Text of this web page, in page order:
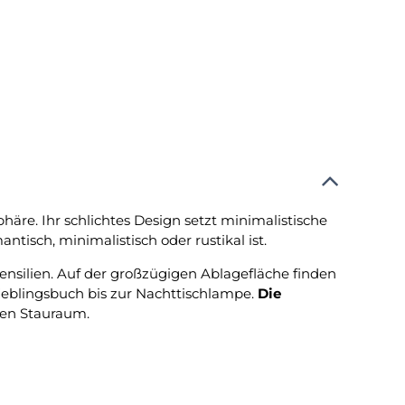
Ihr schlichtes Design setzt minimalistische
minimalistisch oder rustikal ist.
Auf der großzügigen Ablagefläche finden
bis zur Nachttischlampe. Die
Stauraum.